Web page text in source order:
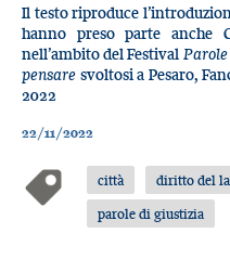
Il testo riproduce
hanno preso parte anche
nell’ambito del Festival
pensare svoltosi a Pesaro,
2022
22/11/2022
città diritto del
parole di giustizia